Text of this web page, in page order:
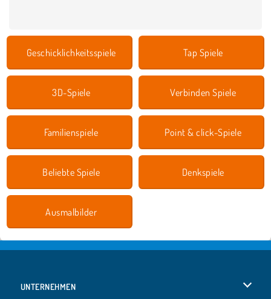
Geschicklichkeitsspiele Tap Spiele
3D-Spiele Verbinden Spiele
Familienspiele Point & click-Spiele
Beliebte Spiele Denkspiele
Ausmalbilder
UNTERNEHMEN